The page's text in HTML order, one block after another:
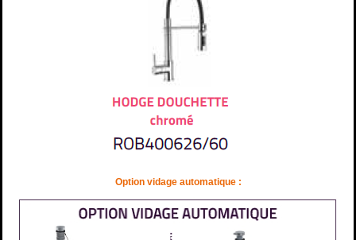
Option vidage automatique :